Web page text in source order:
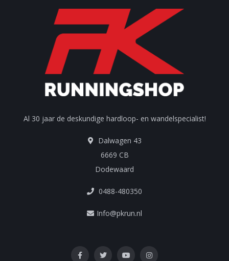
Al 30 jaar de deskundige hardloop- en wandelspecialist!
Dalwagen 43
6669 CB
Dodewaard
0488-480350
Info@pkrun.nl